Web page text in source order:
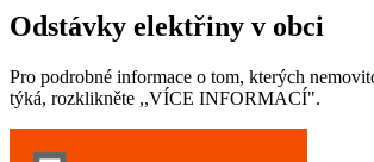
Odstávky elektřiny v obci
Pro podrobné informace o tom, kterých
týká, rozklikněte ,,VÍCE INFORMACÍ".